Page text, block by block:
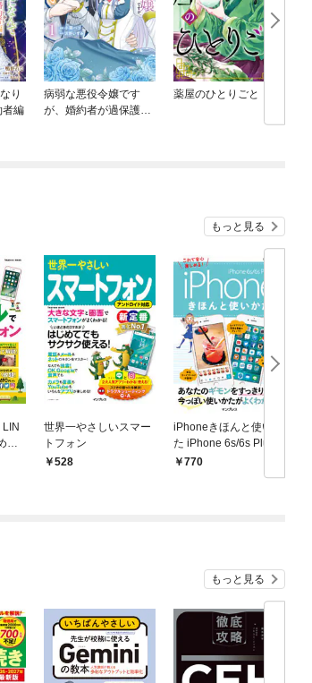
り
者編
病弱な悪役令嬢です
が、婚約者が過保護す
薬屋のひとりごと
もっと見る
LIN
世界一やさしいスマー
トフォン
528
iPhoneきほんと使いか
た iPhone 6s/6s Plus
対応770
もっと見る